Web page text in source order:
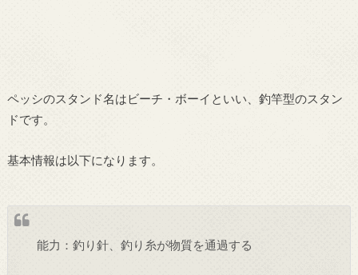
ペッシのスタンド名はビーチ・ボーイといい、釣竿型のスタン
ドです。
基本情報は以下になります。
能力：釣り針、釣り糸が物質を通過する